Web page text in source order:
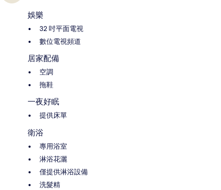
娛樂
32 吋平面電視
數位電視頻道
居家配備
空調
拖鞋
一夜好眠
提供床單
衛浴
專用浴室
淋浴花灑
僅提供淋浴設備
洗髮精